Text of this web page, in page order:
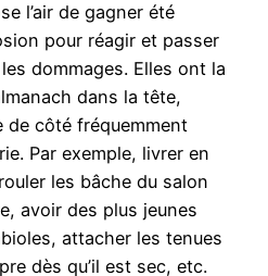
l’air de gagner été
pour réagir et passer
dommages. Elles ont la
dans la tête,
de côté fréquemment
Par exemple, livrer en
les bâche du salon
avoir des plus jeunes
attacher les tenues
dès qu’il est sec, etc.